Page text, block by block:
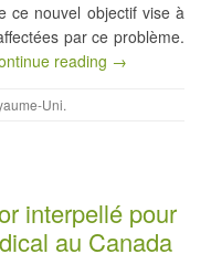
ce nouvel objectif vise à
par ce problème.
reading →
Uni.
interpellé pour
au Canada